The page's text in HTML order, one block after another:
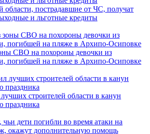
области, пострадавшие от ЧС, получат
и льготные кредиты
СВО на похороны девочки из
погибшей на пляже в Архипо-Осиповке
строителей области в канун
праздника